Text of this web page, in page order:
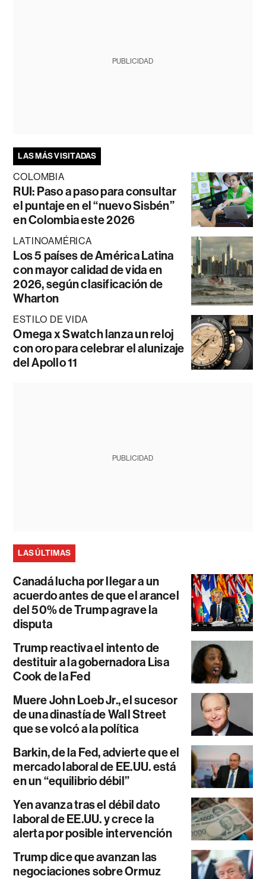
PUBLICIDAD
LAS MÁS VISITADAS
COLOMBIA
RUI: Paso a paso para consultar
el puntaje en el “nuevo Sisbén”
en Colombia este 2026
LATINOAMÉRICA
Los 5 países de América Latina
con mayor calidad de vida en
2026, según clasificación de
Wharton
ESTILO DE VIDA
Omega x Swatch lanza un reloj
con oro para celebrar el alunizaje
del Apollo 11
PUBLICIDAD
LAS ÚLTIMAS
Canadá lucha por llegar a un
acuerdo antes de que el arancel
del 50% de Trump agrave la
disputa
Trump reactiva el intento de
destituir a la gobernadora Lisa
Cook de la Fed
Muere John Loeb Jr., el sucesor
de una dinastía de Wall Street
que se volcó a la política
Barkin, de la Fed, advierte que el
mercado laboral de EE.UU. está
en un “equilibrio débil”
Yen avanza tras el débil dato
laboral de EE.UU. y crece la
alerta por posible intervención
Trump dice que avanzan las
negociaciones sobre Ormuz